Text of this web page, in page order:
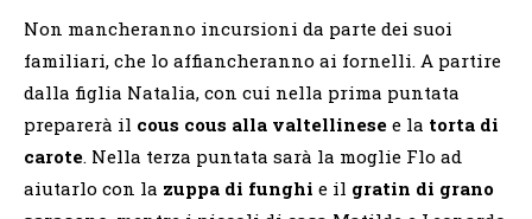
Non mancheranno incursioni da parte dei suoi
familiari, che lo affiancheranno ai fornelli. A partire
dalla figlia Natalia, con cui nella prima puntata
preparerà il cous cous alla valtellinese e la torta di
carote. Nella terza puntata sarà la moglie Flo ad
aiutarlo con la zuppa di funghi e il gratin di grano